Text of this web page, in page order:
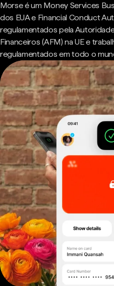
Morse é um Money Services
dos EUA e Financial Conduct
regulamentados pela
Financeiros (AFM) na UE e
regulamentados em todo o